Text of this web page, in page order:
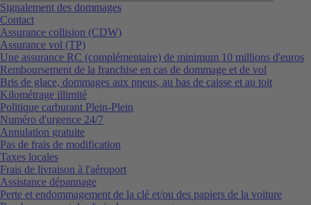
Signalement des dommages
Contact
Assurance collision (CDW)
Assurance vol (TP)
Une assurance RC (complémentaire) de minimum 10 millions d'euros
Remboursement de la franchise en cas de dommage et de vol
Bris de glace, dommages aux pneus, au bas de caisse et au toit
Kilométrage illimité
Politique carburant Plein-Plein
Numéro d'urgence 24/7
Annulation gratuite
Pas de frais de modification
Taxes locales
Frais de livraison à l'aéroport
Assistance dépannage
Perte et endommagement de la clé et/ou des papiers de la voiture